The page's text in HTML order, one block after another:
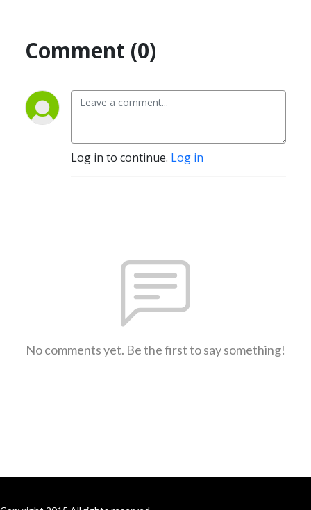
Comment (0)
Log in to continue. Log in
No comments yet. Be the first to say something!